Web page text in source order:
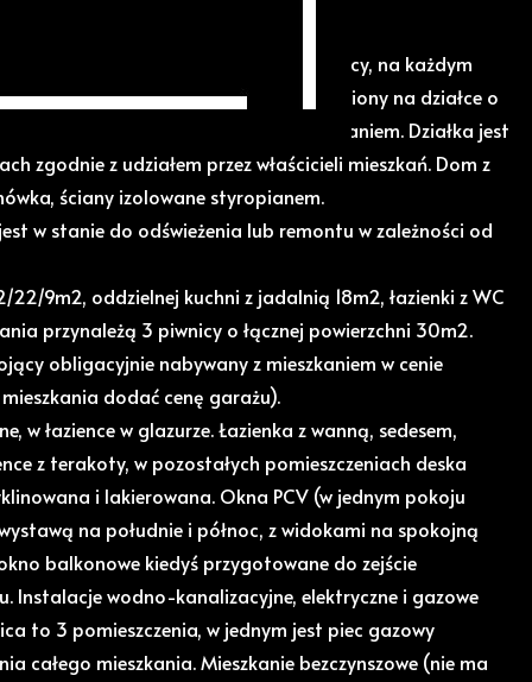
piętra, poddasza użytkowego i piwnicy, na każdym
oddzielne mieszkanie. Dom posadowiony na działce o
garaż sprzedawany razem z mieszkaniem. Działka jest
zgodnie z udziałem przez właścicieli mieszkań. Dom z
ściany izolowane styropianem.
w stanie do odświeżenia lub remontu w zależności od
22/9m2, oddzielnej kuchni z jadalnią 18m2, łazienki z WC
przynależą 3 piwnicy o łącznej powierzchni 30m2.
obligacyjnie nabywany z mieszkaniem w cenie
dodać cenę garażu).
w łazience w glazurze. Łazienka z wanną, sedesem,
z terakoty, w pozostałych pomieszczeniach deska
i lakierowana. Okna PCV (w jednym pokoju
na południe i północ, z widokami na spokojną
balkonowe kiedyś przygotowane do zejście
Instalacje wodno-kanalizacyjne, elektryczne i gazowe
to 3 pomieszczenia, w jednym jest piec gazowy
całego mieszkania. Mieszkanie bezczynszowe (nie ma